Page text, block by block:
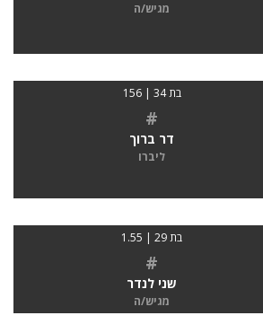
מגיש/ה
בת 34 | 156
#
דר ברוך
ליברו
בת 29 | 1.55
#
שני לנדר
מגיש/ה